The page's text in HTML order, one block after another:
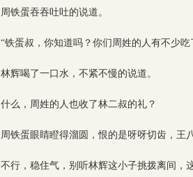
周铁蛋吞吞吐吐的说道。
“铁蛋叔，你知道吗？你们周姓的人有不少
林辉喝了一口水，不紧不慢的说道。
什么，周姓的人也收了林二叔的礼？
周铁蛋眼睛瞪得溜圆，恨的是呀呀切齿，王
不行，稳住气，别听林辉这小子挑拨离间，